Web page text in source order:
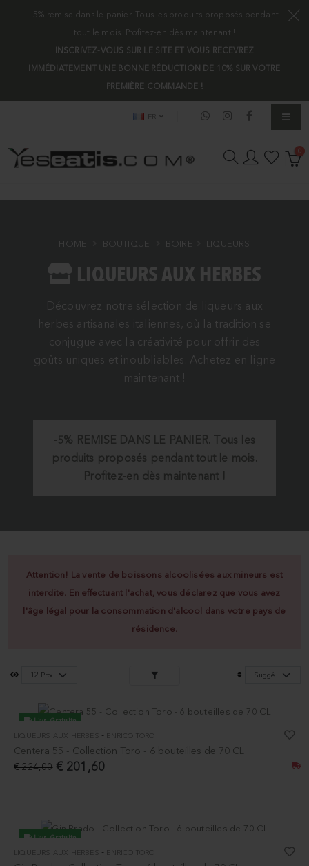
-5% remise dans le panier. Tous les produits proposés pendant
tout le mois. Profitez-en dès maintenant !
INSCRIVEZ-VOUS SUR LE SITE ET VOUS RECEVREZ
IMMÉDIATEMENT UNE BONNE RÉDUCTION DE 10% SUR VOTRE
PREMIÈRE COMMANDE !
0
LIQUEURS AUX HERBES
Découvrez notre sélection de liqueurs aux
herbes artisanales italiennes, où la tradition se
conjugue avec la créativité pour offrir des
goûts uniques et inoubliables. Achetez en ligne
maintenant !
-5% REMISE DANS LE PANIER. Tous les
produits proposés pendant tout le mois.
Profitez-en dès maintenant !
HOME BOUTIQUE BOIRE LIQUEURS
Attention! La vente de boissons alcoolisées aux mineurs est
interdite. En effectuant l'achat, vous déclarez que vous avez
l'âge légal pour la consommation d'alcool dans votre pays de
résidence.
Livr. Gratuite
LIQUEURS AUX HERBES - ENRICO TORO
Centera 55 - Collection Toro - 6 bouteilles de 70 CL
€ 201,60
€ 224,00
Livr. Gratuite
LIQUEURS AUX HERBES - ENRICO TORO